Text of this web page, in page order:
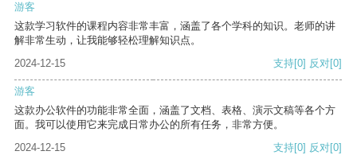
游客
这款学习软件的课程内容非常丰富，涵盖了各个学科的知识。老师的讲
解非常生动，让我能够轻松理解知识点。
2024-12-15
支持[0] 反对[0]
游客
这款办公软件的功能非常全面，涵盖了文档、表格、演示文稿等各个方
面。我可以使用它来完成日常办公的所有任务，非常方便。
2024-12-15
支持[0] 反对[0]